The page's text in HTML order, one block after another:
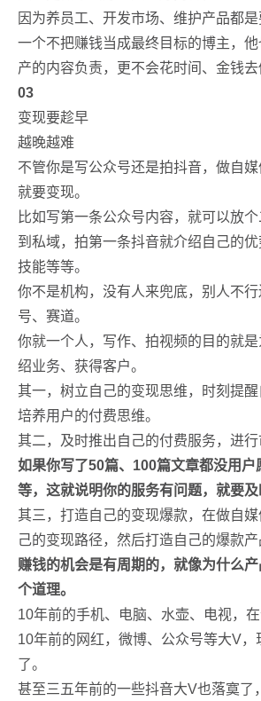
因为养员工、开发市场、维护产品都是
一个不把赚钱当成最终目标的博主，
产的内容负责，更不会花时间、金钱去
03
变现要趁早
越晚越难
不管你是写公众号还是拍抖音，做自媒
就要变现。
比如写第一条公众号内容，就可以放
到私域，拍第一条抖音就介绍自己的优
技能等等。
你不是机构，没有人来兜底，别人不
号、赛道。
你就一个人，写作、拍视频的目的就
绍业务、获得客户。
其一，树立自己的变现思维，时刻提醒
培养用户的付费思维。
其二，及时推出自己的付费服务，进行
如果你写了50篇、100篇文章都没用户
等，这就说明你的服务有问题，就要及
其三，打造自己的变现爆款，在做自
己的变现路径，然后打造自己的爆款产
赚钱的机会是有周期的，就像为什么
个道理。
10年前的手机、电脑、水壶、电视，在
10年前的网红，微博、公众号等大V，
了。
甚至三五年前的一些抖音大V也落寞了